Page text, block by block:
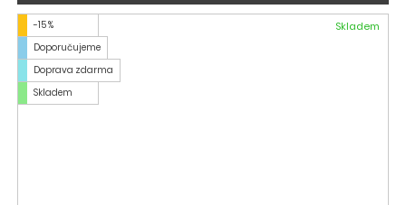
-15 %
Doporučujeme
Doprava zdarma
Skladem
Skladem